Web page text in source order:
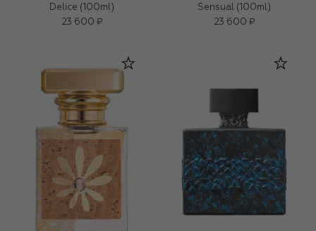
Delice (100ml)
23 600 ₽
Sensual (100ml)
23 600 ₽